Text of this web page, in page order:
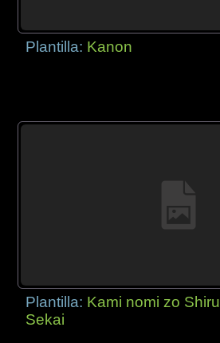
Plantilla: Kanon
Plantilla: Kami nomi zo Shiru
Sekai